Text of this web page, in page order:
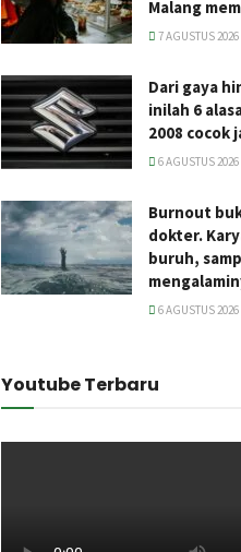
Malang
7 AGUSTUS 2026
Dari gaya
inilah 6
2008 cocok
6 AGUSTUS 2026
Burnout
dokter.
buruh,
6 AGUSTUS 2026
Youtube Terbaru